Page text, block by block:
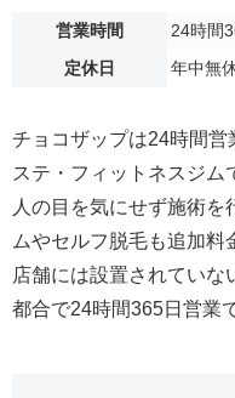
営業時間
24時間
定休日
年中無
チョコザップは24時間
ステ・フィットネスジム
人の目を気にせず施術
ムやセルフ脱毛も追加
店舗には設置されてい
都合で24時間365日営業